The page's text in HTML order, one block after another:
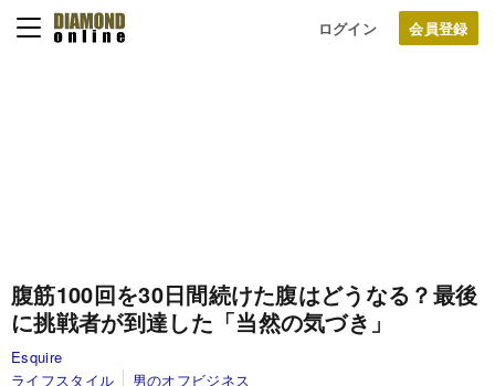
ログイン
腹筋100回を30日間続けた腹はどうなる？最後
に挑戦者が到達した「当然の気づき」
Esquire
ライフスタイル
男のオフビジネス